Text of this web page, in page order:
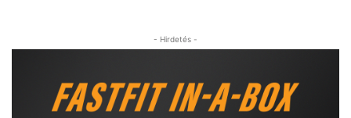
- Hirdetés -